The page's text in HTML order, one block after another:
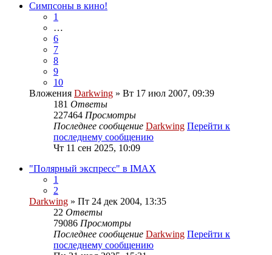
Симпсоны в кино!
1
…
6
7
8
9
10
Вложения Darkwing » Вт 17 июл 2007, 09:39
181 Ответы
227464 Просмотры
Последнее сообщение Darkwing Перейти к
последнему сообщению
Чт 11 сен 2025, 10:09
"Полярный экспресс" в IMAX
1
2
Darkwing » Пт 24 дек 2004, 13:35
22 Ответы
79086 Просмотры
Последнее сообщение Darkwing Перейти к
последнему сообщению